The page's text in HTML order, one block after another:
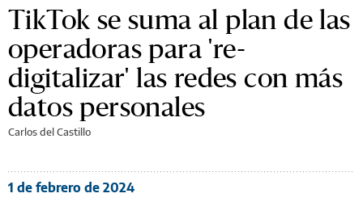
TikTok se suma al plan de las
operadoras para 're-
digitalizar' las redes con más
datos personales
Carlos del Castillo
1 de febrero de 2024